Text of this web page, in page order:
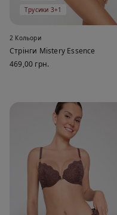
Трусики 3+1
2 Кольори
Стрінги Mistery Essence
469,00 грн.